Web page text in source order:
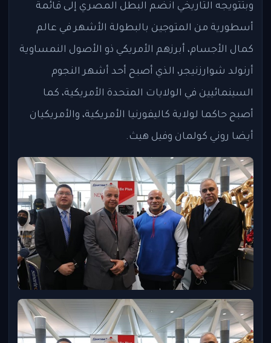
وبتتويجه التاريخي انضم البطل المصري إلى قائمة
أسطورية من المتوجين بالبطولة الأشهر في عالم
كمال الأجسام، أبرزهم الأمريكي ذو الأصول النمساوية
أرنولد شوارزنيجر، الذي أصبح أحد أشهر النجوم
السينمائيين في الولايات المتحدة الأمريكية، كما
أصبح حاكما لولاية كاليفورنيا الأمريكية، والأمريكيان
أيضا روني كولمان وفيل هيث.